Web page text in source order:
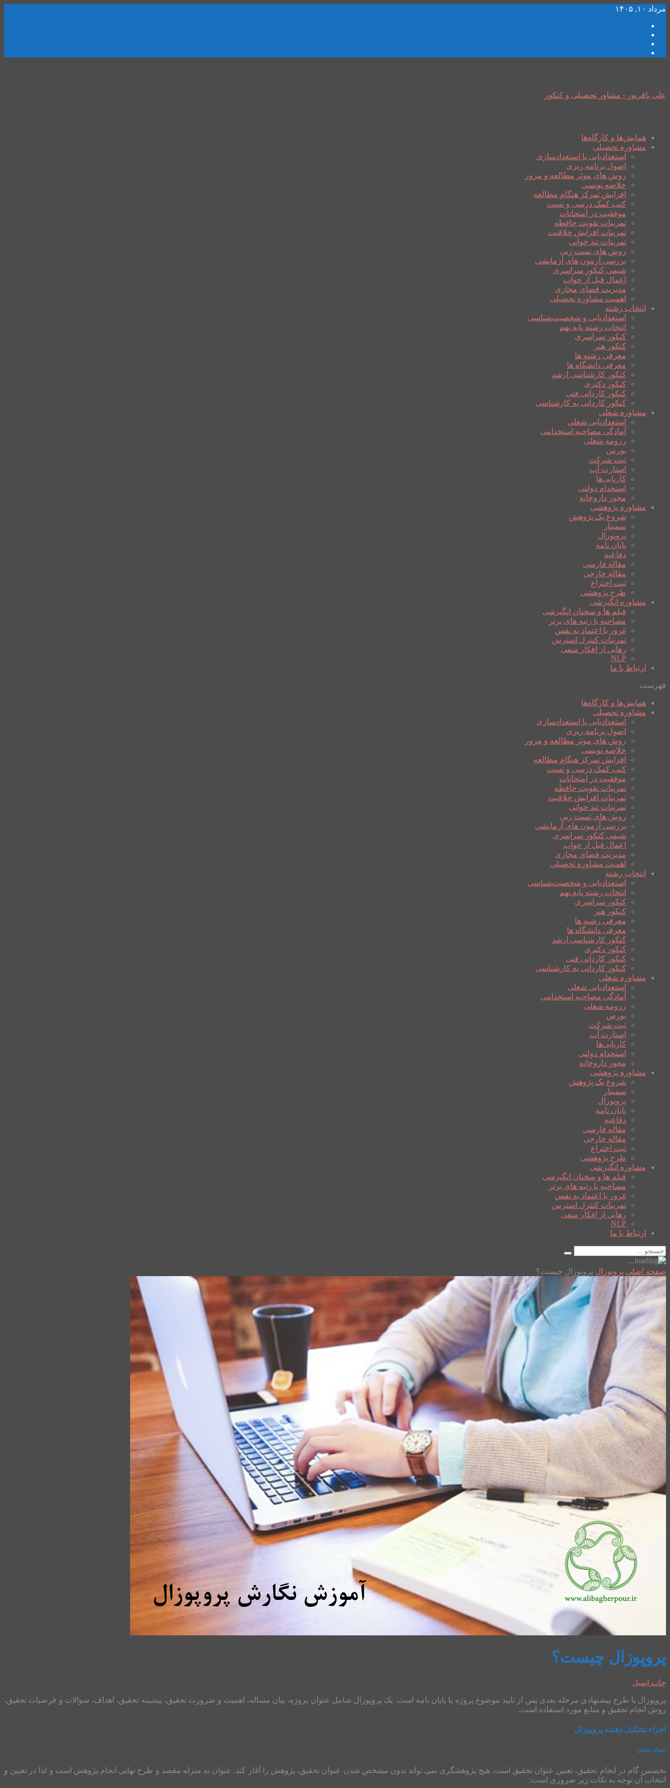
مرداد ۱۰, ۱۴۰۵
علی باقرپور - مشاور تحصیلی و کنکور
همایش‌ها و کارگاه‌ها
مشاوره تحصیلی
استعدادیابی یا استعدادسازی
اصول برنامه ریزی
روش های موثر مطالعه و مرور
خلاصه نویسی
افزایش تمرکز هنگام مطالعه
کتب کمک درسی و تست
موفقیت در امتحانات
تمرینات تقویت حافظه
تمرینات افزایش خلاقیت
تمرینات تند خوانی
روش های تست زنی
بررسی آزمون های آزمایشی
شیمی کنکور سراسری
اعمال قبل از خواب
مدیریت فضای مجازی
اهمیت مشاوره تحصیلی
انتخاب رشته
استعدادیابی و شخصیت‌شناسی
انتخاب رشته پایه نهم
کنکور سراسری
کنکور هنر
معرفی رشته ها
معرفی دانشگاه ها
کنکور کارشناسی ارشد
کنکور دکتری
کنکور کاردانی فنی
کنکور کاردانی به کارشناسی
مشاوره شغلی
استعدادیابی شغلی
آمادگی مصاحبه استخدامی
رزومه شغلی
بورس
ثبت شرکت
استارت آپ
کاریابی‌ها
استخدام دولتی
مجوز داروخانه
مشاوره پژوهشی
شروع یک پژوهش
سمینار
پروپوزال
پایان نامه
دفاعیه
مقاله فارسی
مقاله خارجی
ثبت اختراع
طرح پژوهشی
مشاوره انگیزشی
فیلم ها و سخنان انگیزشی
مصاحبه با رتبه های برتر
غرور یا اعتماد به نفس
تمرینات کنترل استرس
رهایی از افکار منفی
NLP
ارتباط با ما
فهرست
همایش‌ها و کارگاه‌ها
مشاوره تحصیلی
استعدادیابی یا استعدادسازی
اصول برنامه ریزی
روش های موثر مطالعه و مرور
خلاصه نویسی
افزایش تمرکز هنگام مطالعه
کتب کمک درسی و تست
موفقیت در امتحانات
تمرینات تقویت حافظه
تمرینات افزایش خلاقیت
تمرینات تند خوانی
روش های تست زنی
بررسی آزمون های آزمایشی
شیمی کنکور سراسری
اعمال قبل از خواب
مدیریت فضای مجازی
اهمیت مشاوره تحصیلی
انتخاب رشته
استعدادیابی و شخصیت‌شناسی
انتخاب رشته پایه نهم
کنکور سراسری
کنکور هنر
معرفی رشته ها
معرفی دانشگاه ها
کنکور کارشناسی ارشد
کنکور دکتری
کنکور کاردانی فنی
کنکور کاردانی به کارشناسی
مشاوره شغلی
استعدادیابی شغلی
آمادگی مصاحبه استخدامی
رزومه شغلی
بورس
ثبت شرکت
استارت آپ
کاریابی‌ها
استخدام دولتی
مجوز داروخانه
مشاوره پژوهشی
شروع یک پژوهش
سمینار
پروپوزال
پایان نامه
دفاعیه
مقاله فارسی
مقاله خارجی
ثبت اختراع
طرح پژوهشی
مشاوره انگیزشی
فیلم ها و سخنان انگیزشی
مصاحبه با رتبه های برتر
غرور یا اعتماد به نفس
تمرینات کنترل استرس
رهایی از افکار منفی
NLP
ارتباط با ما
صفحه اصلی پروپوزال پروپوزال چیست؟
پروپوزال چیست؟
چاپ ایمیل
پروپوزال یا طرح پیشنهادی مرحله بعدی پس از تایید موضوع پروژه یا پایان نامه است. یک پروپوزال شامل عنوان پروژه، بیان مساله، اهمیت و ضرورت تحقیق، پیشینه تحقیق، اهداف، سوالات و فرضیات تحقیق،
روش انجام تحقیق و منابع مورد استفاده است.
اجزاء تشکیل دهنده پروپوزال
عنوان تحقیق
نخستین گام در انجام تحقیق، تعیین عنوان تحقیق است. هیچ پژوهشگری نمی تواند بدون مشخص شدن عنوان تحقیق، پژوهش را آغاز کند. عنوان به منزله مقصد و طرح نهایی انجام پژوهش است و لذا در تعیین و
انتخاب آن توجه به نکات زیر ضروری است: